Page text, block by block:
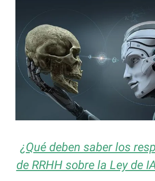
¿Qué deben saber los
de RRHH sobre la Ley de